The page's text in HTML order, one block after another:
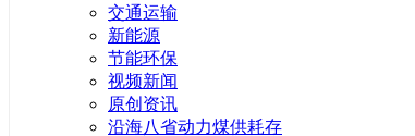
交通运输
新能源
节能环保
视频新闻
原创资讯
沿海八省动力煤供耗存